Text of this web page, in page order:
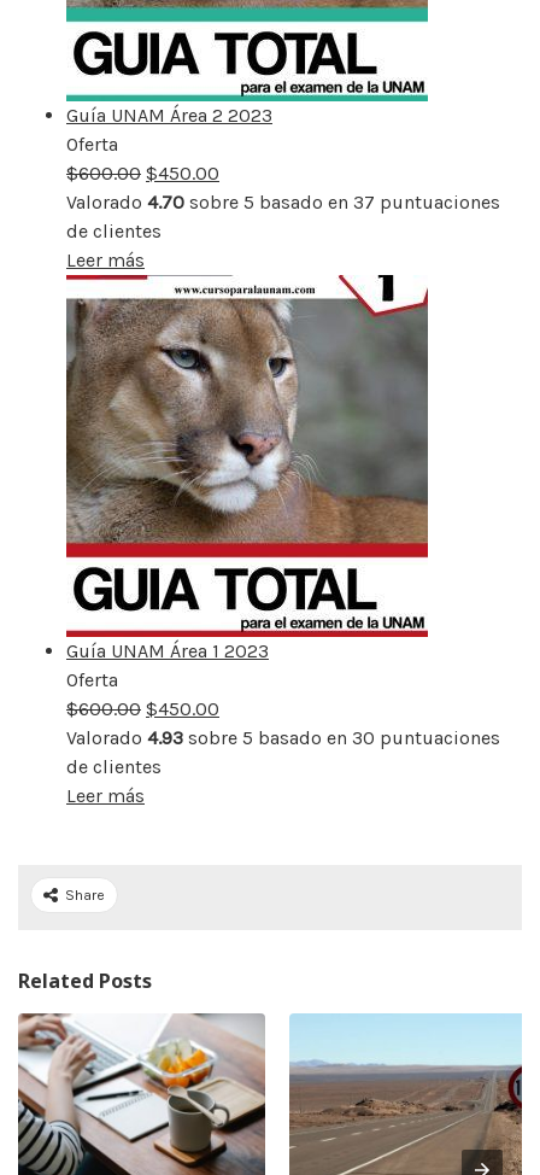
Guía UNAM Área 2 2023
Oferta
rebajado
$600.00 $450.00
Valorado 4.70 sobre 5 basado en 37 puntuaciones
de clientes
Leer más
Guía UNAM Área 1 2023
Oferta
rebajado
$600.00 $450.00
Valorado 4.93 sobre 5 basado en 30 puntuaciones
de clientes
Leer más
Share
Related Posts